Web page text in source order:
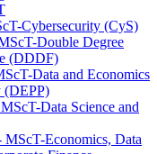
Cybersecurity (CyS)
Double Degree
(DDDF)
Data and Economics
(DEPP)
Data Science and
Economics, Data